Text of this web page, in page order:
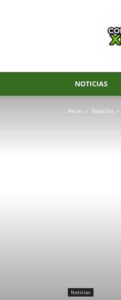
NOTICIAS
Inicio Noticias
Noticias